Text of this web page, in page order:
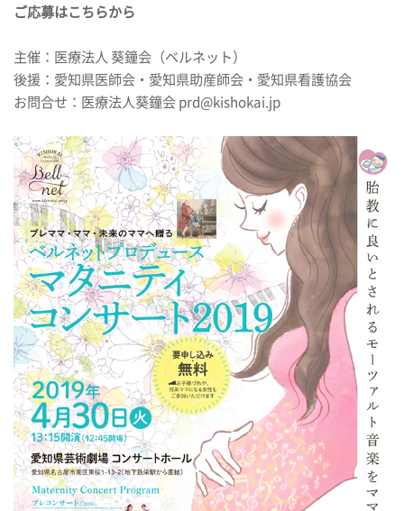
ご応募はこちらから
主催：医療法人 葵鐘会（ベルネット）
後援：愛知県医師会・愛知県助産師会・愛知県看護協会
お問合せ：医療法人葵鐘会 prd@kishokai.jp